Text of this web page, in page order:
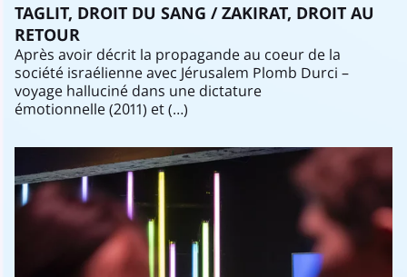
TAGLIT, DROIT DU SANG / ZAKIRAT, DROIT AU
RETOUR
Après avoir décrit la propagande au coeur de la
société israélienne avec Jérusalem Plomb Durci –
voyage halluciné dans une dictature
émotionnelle (2011) et (…)